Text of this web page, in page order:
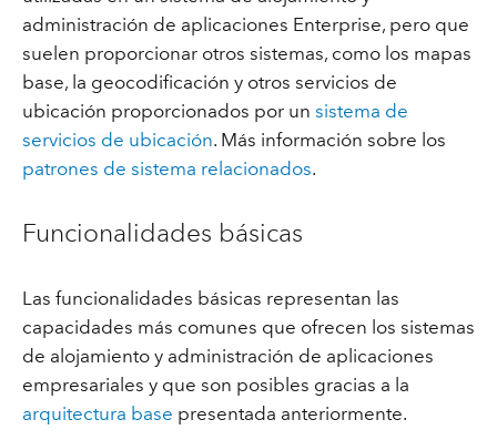
administración de aplicaciones Enterprise, pero que
suelen proporcionar otros sistemas, como los mapas
base, la geocodificación y otros servicios de
ubicación proporcionados por un sistema de
servicios de ubicación. Más información sobre los
patrones de sistema relacionados.
Funcionalidades básicas
Las funcionalidades básicas representan las
capacidades más comunes que ofrecen los sistemas
de alojamiento y administración de aplicaciones
empresariales y que son posibles gracias a la
arquitectura base presentada anteriormente.